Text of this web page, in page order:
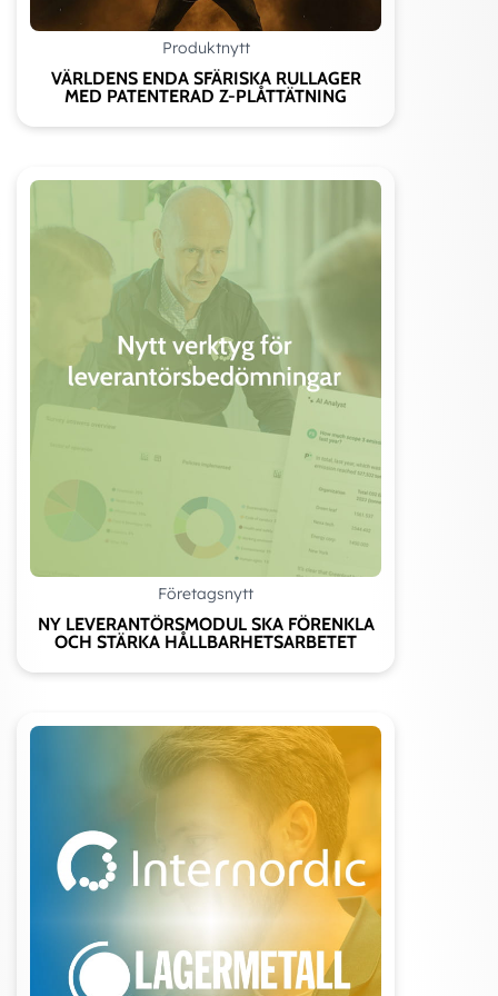
Produktnytt
VÄRLDENS ENDA SFÄRISKA RULLAGER
MED PATENTERAD Z-PLÅTTÄTNING
Företagsnytt
NY LEVERANTÖRSMODUL SKA FÖRENKLA
OCH STÄRKA HÅLLBARHETSARBETET